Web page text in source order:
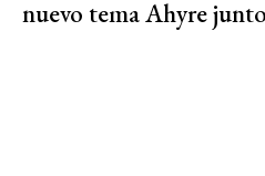
nuevo tema Ahyre